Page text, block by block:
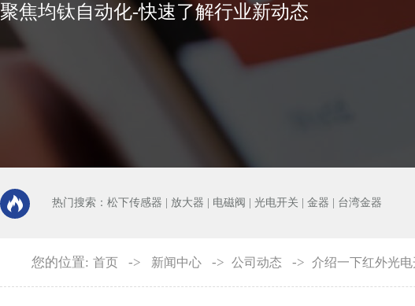
聚焦均钛自动化-快速了解行业新动态
热门搜索： 松下传感器 放大器 电磁阀 光电开关 金器 台湾金器
您的位置: 首页 -> 新闻中心 -> 公司动态 -> 介绍一下红外光